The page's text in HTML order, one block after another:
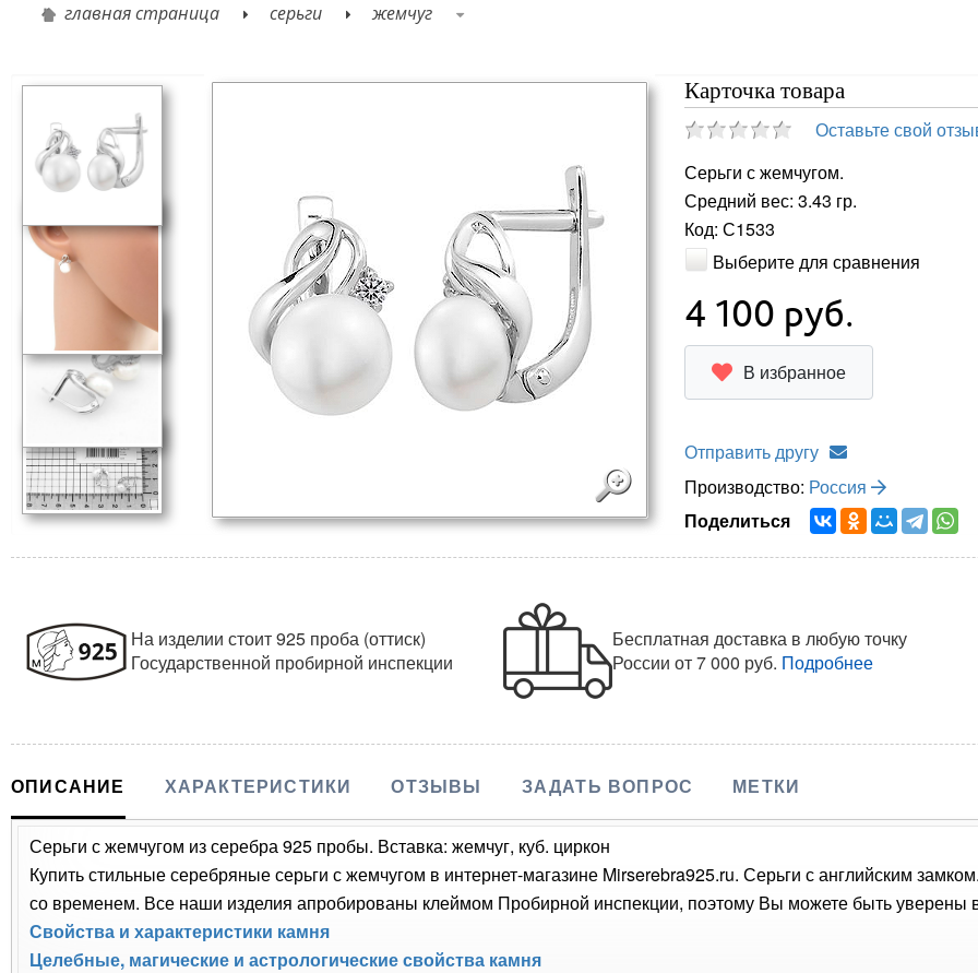
главная страница серьги жемчуг
Карточка товара
Оставьте свой
Серьги с жемчугом.
Средний вес: 3.43 гр.
Код: С1533
Выберите для сравнения
4 100 руб.
В избранное
Отправить другу
Производство: Россия
Поделиться
На изделии стоит 925 проба (оттиск)
Государственной пробирной инспекции
Бесплатная доставка в любую точку
Россииот 7 000 руб. Подробнее
ОПИСАНИЕ ХАРАКТЕРИСТИКИ ОТЗЫВЫ ЗАДАТЬ ВОПРОС МЕТКИ
Серьги с жемчугом из серебра 925 пробы. Вставка: жемчуг, куб. циркон
Купить стильные серебряные серьги с жемчугом в интернет-магазине Mirserebra925.ru. Серьги с английским
со временем. Все наши изделия апробированы клеймом Пробирной инспекции, поэтому Вы можете быть уверены
Свойства и характеристики камня
Целебные, магические и астрологические свойства камня